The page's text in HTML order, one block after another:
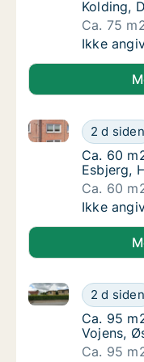
Kolding,
Ca. 75
Ca. 75
Ikke
Ca. 60
2 d siden
Ca. 60 m2
Ca. 60
Ca. 60
Esbjerg,
Ca. 60
Ca. 60
Ikke
Ca. 95
2 d siden
Ca. 95 m2
Ca. 95
Ca. 95
Vojens,
Ca. 95